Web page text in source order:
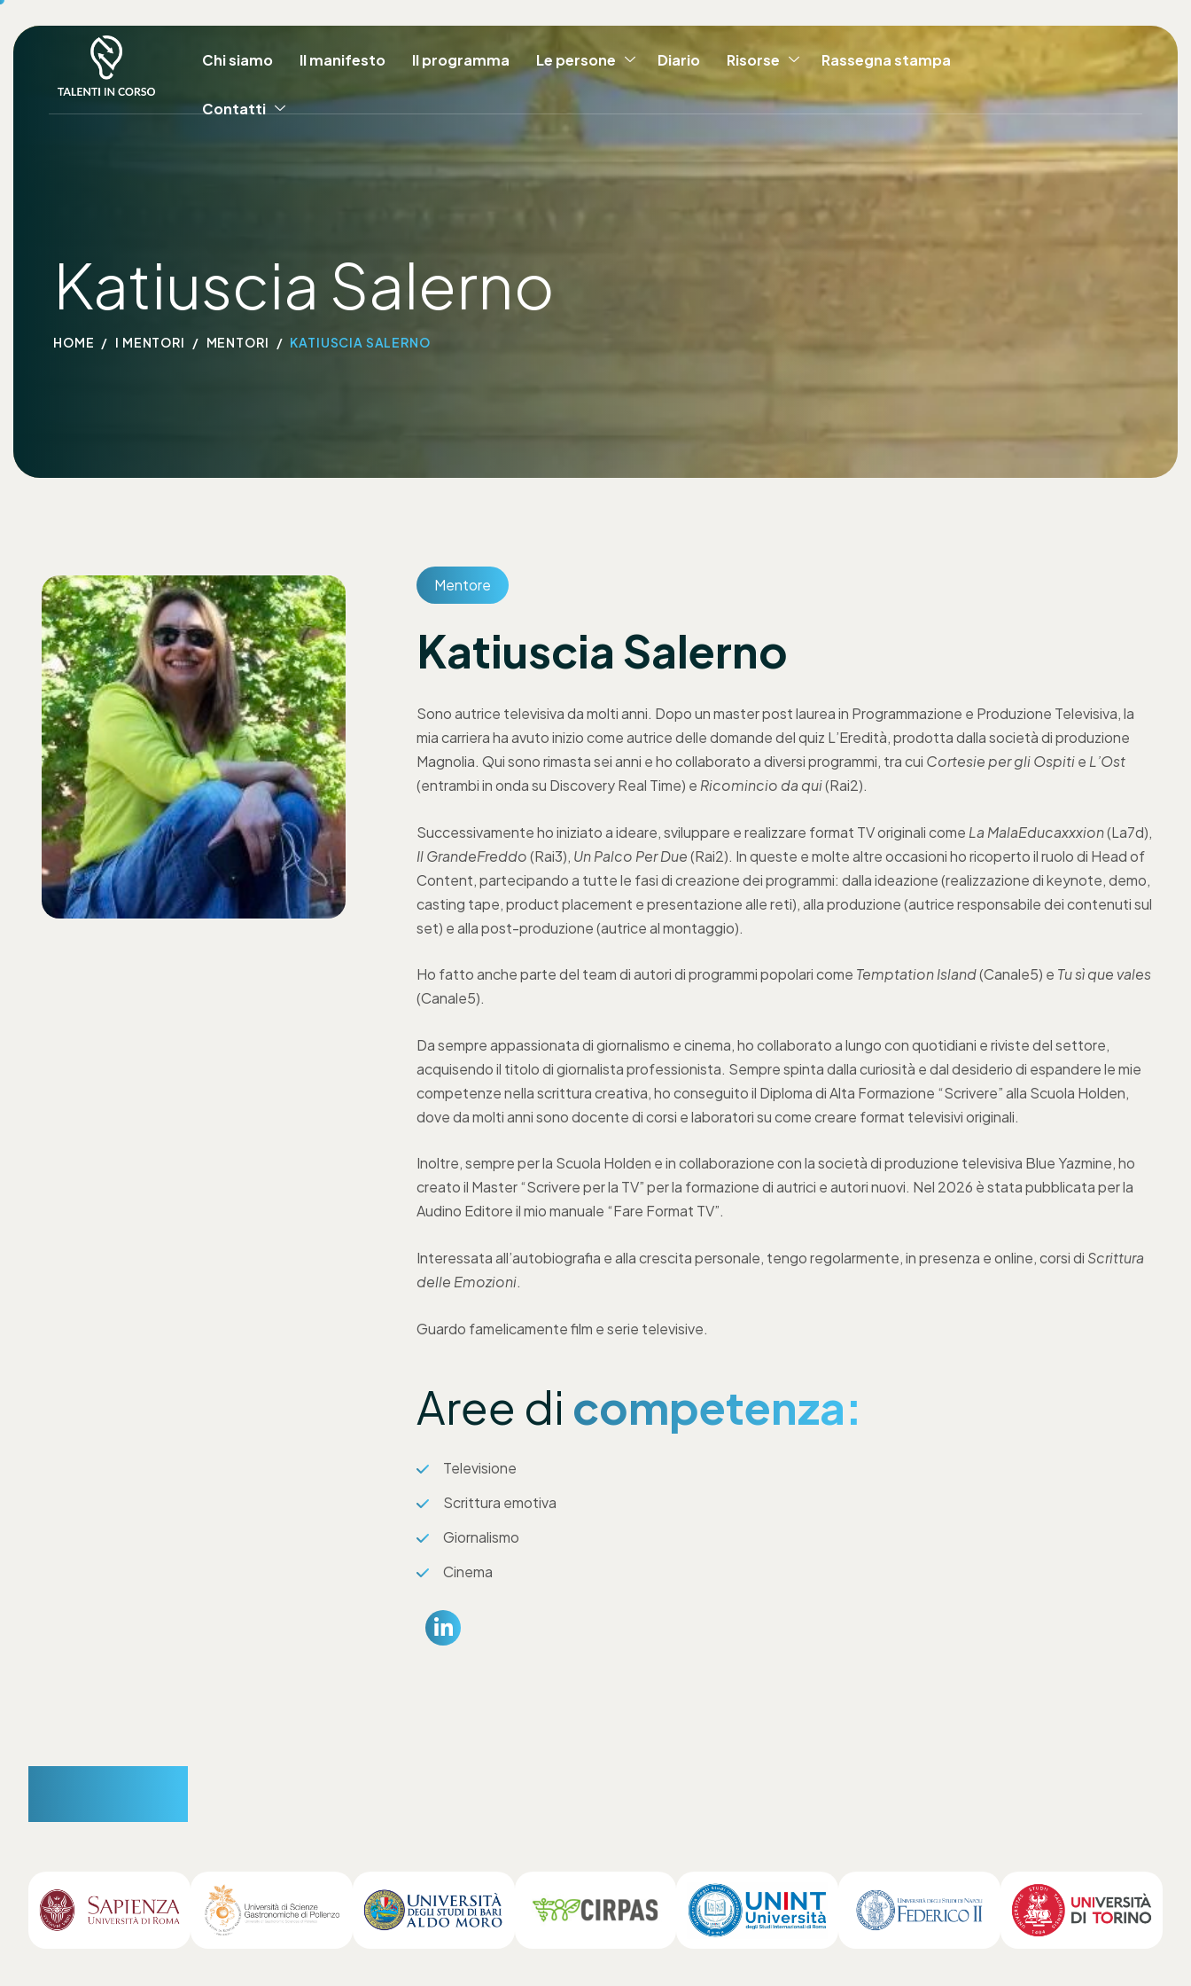
Chi siamo Il manifesto Il programma Le persone Diario Risorse Rassegna stampa
Contatti
Katiuscia Salerno
HOME I MENTORI MENTORI KATIUSCIA SALERNO
Mentore
Katiuscia Salerno
Sono autrice televisiva da molti anni. Dopo un master post laurea in Programmazione e Produzione Televisiva, la
mia carriera ha avuto inizio come autrice delle domande del quiz L’Eredità, prodotta dalla società di produzione
Magnolia. Qui sono rimasta sei anni e ho collaborato a diversi programmi, tra cui Cortesie per gli Ospitie L’Ost
(entrambi in onda su Discovery Real Time) e Ricomincio da qui(Rai2).
Successivamente ho iniziato a ideare, sviluppare e realizzare format TV originali come La MalaEducaxxxion(La7d),
Il GrandeFreddo(Rai3), Un Palco Per Due(Rai2). In queste e molte altre occasioni ho ricoperto il ruolo di Head of
Content, partecipando a tutte le fasi di creazione dei programmi: dalla ideazione (realizzazione di keynote, demo,
casting tape, product placement e presentazione alle reti), alla produzione (autrice responsabile dei contenuti sul
set) e alla post-produzione (autrice al montaggio).
Ho fatto anche parte del team di autori di programmi popolari come Temptation Island(Canale5) e Tu sì que vales
(Canale5).
Da sempre appassionata di giornalismo e cinema, ho collaborato a lungo con quotidiani e riviste del settore,
acquisendo il titolo di giornalista professionista. Sempre spinta dalla curiosità e dal desiderio di espandere le mie
competenze nella scrittura creativa, ho conseguito il Diploma di Alta Formazione “Scrivere” alla Scuola Holden,
dove da molti anni sono docente di corsi e laboratori su come creare format televisivi originali.
Inoltre, sempre per la Scuola Holden e in collaborazione con la società di produzione televisiva Blue Yazmine, ho
creato il Master “Scrivere per la TV” per la formazione di autrici e autori nuovi. Nel 2026 è stata pubblicata per la
Audino Editore il mio manuale “Fare Format TV”.
Interessata all’autobiografia e alla crescita personale, tengo regolarmente, in presenza e online, corsi di Scrittura
delle Emozioni.
Guardo famelicamente film e serie televisive.
Aree di competenza:
Televisione
Scrittura emotiva
Giornalismo
Cinema